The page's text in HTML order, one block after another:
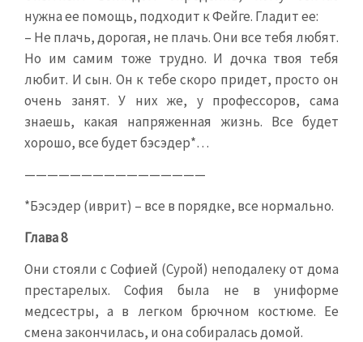
нужна ее помощь, подходит к Фейге. Гладит ее:
– Не плачь, дорогая, не плачь. Они все тебя любят.
Но им самим тоже трудно. И дочка твоя тебя
любит. И сын. Он к тебе скоро придет, просто он
очень занят. У них же, у профессоров, сама
знаешь, какая напряженная жизнь. Все будет
хорошо, все будет бэсэдер*…
————————————————
*Бэсэдер (иврит) – все в порядке, все нормально.
Глава 8
Они стояли с Софией (Сурой) неподалеку от дома
престарелых. София была не в униформе
медсестры, а в легком брючном костюме. Ее
смена закончилась, и она собиралась домой.